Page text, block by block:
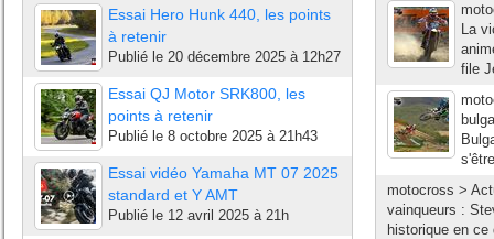
Essai Hero Hunk 440, les points
à retenir
Publié le 20 décembre 2025 à 12h27
Essai QJ Motor SRK800, les
points à retenir
Publié le 8 octobre 2025 à 21h43
Essai vidéo Yamaha MT 07 2025
standard et Y AMT
Publié le 12 avril 2025 à 21h
La
file
motocross >
vainqueurs :
historique en